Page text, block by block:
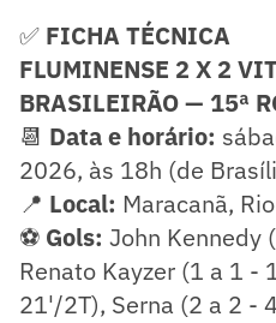
✅ FICHA TÉCNICA
FLUMINENSE 2 X 2
BRASILEIRÃO — 15ª
📆 Data e horário:
2026, às 18h (de
📍 Local: Maracanã,
⚽ Gols: John Kennedy
Renato Kayzer (1 a 1 -
21'/2T), Serna (2 a 2 -